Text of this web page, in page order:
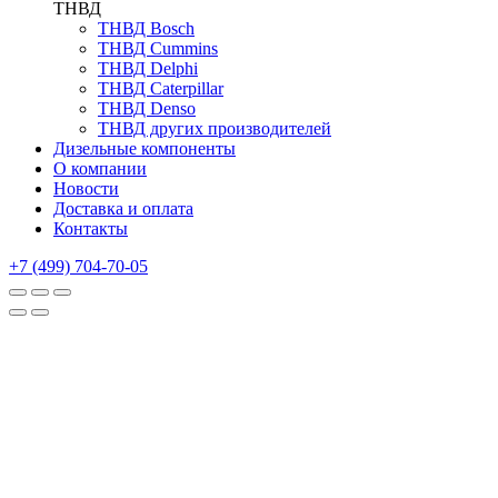
ТНВД
ТНВД Bosch
ТНВД Cummins
ТНВД Delphi
ТНВД Caterpillar
ТНВД Denso
ТНВД других производителей
Дизельные компоненты
О компании
Новости
Доставка и оплата
Контакты
+7 (499) 704-70-05